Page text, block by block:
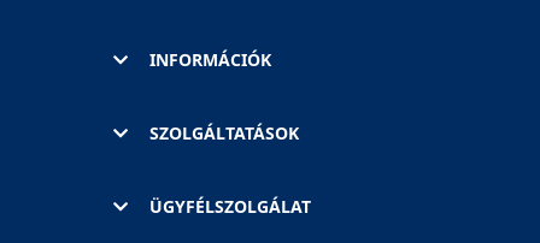
INFORMÁCIÓK
SZOLGÁLTATÁSOK
ÜGYFÉLSZOLGÁLAT